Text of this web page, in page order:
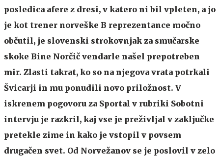
posledica afere z dresi, v katero ni bil vpleten, a jo
je kot trener norveške B reprezentance močno
občutil, je slovenski strokovnjak za smučarske
skoke Bine Norčič vendarle našel prepotreben
mir. Zlasti takrat, ko so na njegova vrata potrkali
Švicarji in mu ponudili novo priložnost. V
iskrenem pogovoru za Sportal v rubriki Sobotni
intervju je razkril, kaj vse je preživljal v zaključke
pretekle zime in kako je vstopil v povsem
drugačen svet. Od Norvežanov se je poslovil v zelo